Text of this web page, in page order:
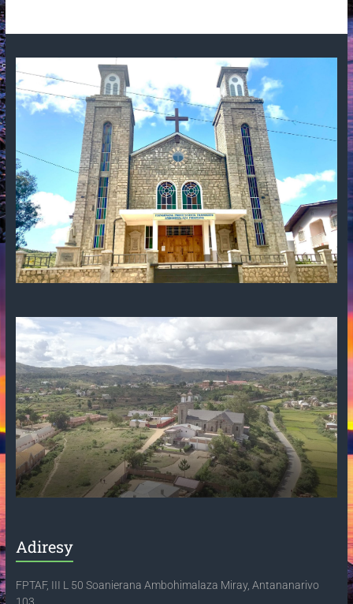
Adiresy
FPTAF, III L 50 Soanierana Ambohimalaza Miray, Antananarivo
103